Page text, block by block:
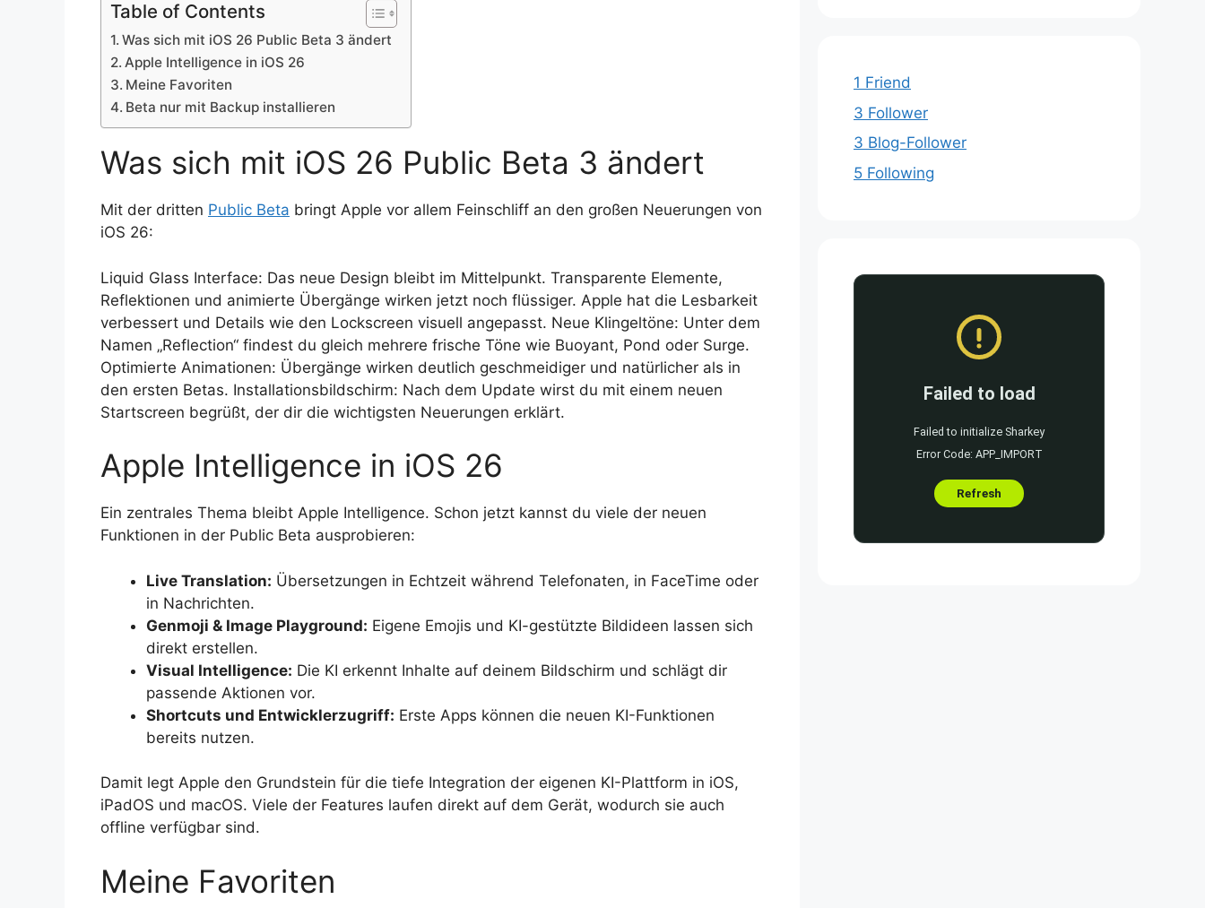
Table of Contents
Was sich mit iOS 26 Public Beta 3 ändert
Apple Intelligence in iOS 26
Meine Favoriten
Beta nur mit Backup installieren
Was sich mit iOS 26 Public Beta 3 ändert
Mit der dritten Public Beta bringt Apple vor allem Feinschliff an den großen Neuerungen von
iOS 26:
Liquid Glass Interface: Das neue Design bleibt im Mittelpunkt. Transparente Elemente,
Reflektionen und animierte Übergänge wirken jetzt noch flüssiger. Apple hat die Lesbarkeit
verbessert und Details wie den Lockscreen visuell angepasst. Neue Klingeltöne: Unter dem
Namen „Reflection“ findest du gleich mehrere frische Töne wie Buoyant, Pond oder Surge.
Optimierte Animationen: Übergänge wirken deutlich geschmeidiger und natürlicher als in
den ersten Betas. Installationsbildschirm: Nach dem Update wirst du mit einem neuen
Startscreen begrüßt, der dir die wichtigsten Neuerungen erklärt.
Apple Intelligence in iOS 26
Ein zentrales Thema bleibt Apple Intelligence. Schon jetzt kannst du viele der neuen
Funktionen in der Public Beta ausprobieren:
Live Translation: Übersetzungen in Echtzeit während Telefonaten, in FaceTime oder
in Nachrichten.
Genmoji & Image Playground: Eigene Emojis und KI-gestützte Bildideen lassen sich
direkt erstellen.
Visual Intelligence: Die KI erkennt Inhalte auf deinem Bildschirm und schlägt dir
passende Aktionen vor.
Shortcuts und Entwicklerzugriff: Erste Apps können die neuen KI-Funktionen
bereits nutzen.
Damit legt Apple den Grundstein für die tiefe Integration der eigenen KI-Plattform in iOS,
iPadOS und macOS. Viele der Features laufen direkt auf dem Gerät, wodurch sie auch
offline verfügbar sind.
Meine Favoriten
1 Friend
3 Follower
3 Blog-Follower
5 Following